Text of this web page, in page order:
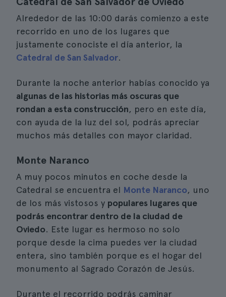
Alrededor de las 10:00 darás comienzo a este
recorrido en uno de los lugares que
justamente conociste el día anterior, la
Catedral de San Salvador.
Durante la noche anterior habías conocido ya
algunas de las historias más oscuras que
rondan a esta construcción, pero en este día,
con ayuda de la luz del sol, podrás apreciar
muchos más detalles con mayor claridad.
Monte Naranco
A muy pocos minutos en coche desde la
Catedral se encuentra el Monte Naranco, uno
de los más vistosos y populares lugares que
podrás encontrar dentro de la ciudad de
Oviedo. Este lugar es hermoso no solo
porque desde la cima puedes ver la ciudad
entera, sino también porque es el hogar del
monumento al Sagrado Corazón de Jesús.
Durante el recorrido podrás caminar